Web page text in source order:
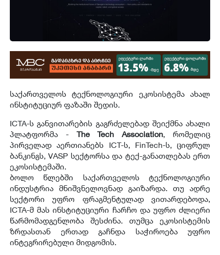
საქართველოს ტექნოლოგიური ეკოსისტემა ახალ
ინსტიტუციურ ფაზაში შედის.
ICTA-ს განვითარების გაგრძელებად შეიქმნა ახალი
პლატფორმა - The Tech Association, რომელიც
პირველად აერთიანებს ICT-ს, FinTech-ს, ციფრულ
ბანკინგს, VASP სექტორსა და ტექ-განათლებას ერთ
ეკოსისტემაში.
ბოლო წლებში საქართველოს ტექნოლოგიური
ინდუსტრია მნიშვნელოვნად გაიზარდა. თუ ადრე
სექტორი უფრო ფრაგმენტულად ვითარდებოდა,
ICTA-მ მას ინსტიტუციური ჩარჩო და უფრო ძლიერი
წარმომადგენლობა შესძინა. თუმცა ეკოსისტემის
ზრდასთან ერთად გაჩნდა საჭიროება უფრო
ინტეგრირებული მიდგომის.